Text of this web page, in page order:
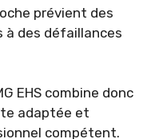
prévient des
à des défaillances
EHS combine donc
adaptée et
compétent.